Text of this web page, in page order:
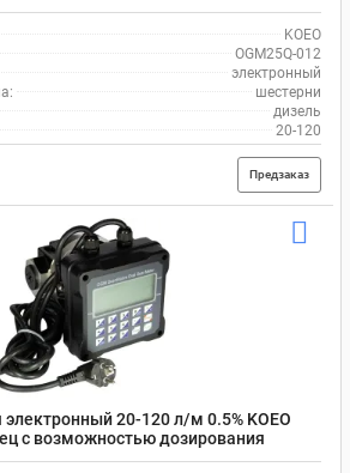
KOEO
OGM25Q-012
электронный
шестерни
дизель
20-120
Предзаказ
20-120 л/м 0.5% KOEO
с возможностью дозирования